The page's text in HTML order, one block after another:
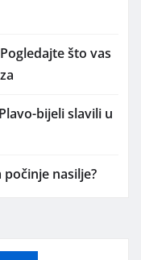
što vas
bijeli slavili u
nasilje?